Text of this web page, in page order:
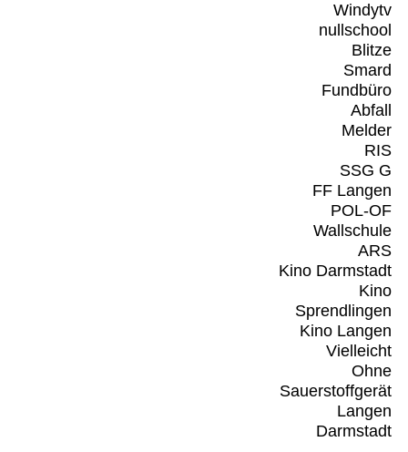
Windytv
nullschool
Blitze
Smard
Fundbüro
Abfall
Melder
RIS
SSG G
FF Langen
POL-OF
Wallschule
ARS
Kino Darmstadt
Kino
Sprendlingen
Kino Langen
Vielleicht
Ohne
Sauerstoffgerät
Langen
Darmstadt